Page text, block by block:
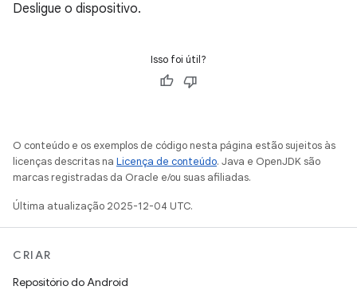
Desligue o dispositivo.
Isso foi útil?
O conteúdo e os exemplos de código nesta página estão sujeitos às
licenças descritas na Licença de conteúdo. Java e OpenJDK são
marcas registradas da Oracle e/ou suas afiliadas.
Última atualização 2025-12-04 UTC.
CRIAR
Repositório do Android